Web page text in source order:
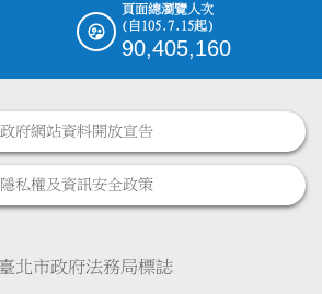
頁面總瀏覽人次
(自105.7.15起)
90,405,160
政府網站資料開放宣告
隱私權及資訊安全政策